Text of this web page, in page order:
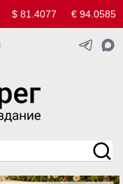
$ 81.4077 € 94.0585